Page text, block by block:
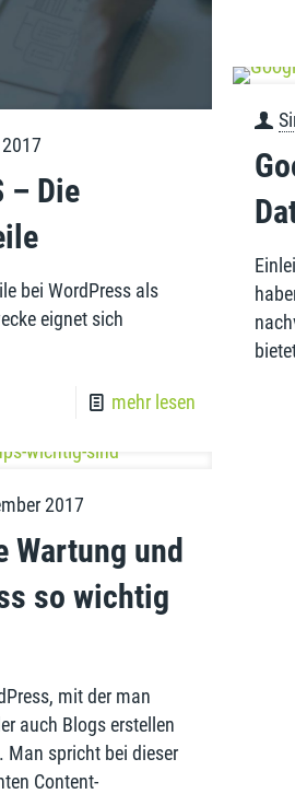
– Die
bei WordPress als
eignet sich
mehr lesen
2017
Wartung und
so wichtig
mit der man
auch Blogs erstellen
Man spricht bei dieser
Content-
Internet- und Medienagentur in
Pflege von Internetseiten für unsere
für Sie da, wenn es um Ihren